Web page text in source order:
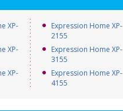
XP-
Expression Home XP-
2155
XP-
Expression Home XP-
3155
XP-
Expression Home XP-
4155